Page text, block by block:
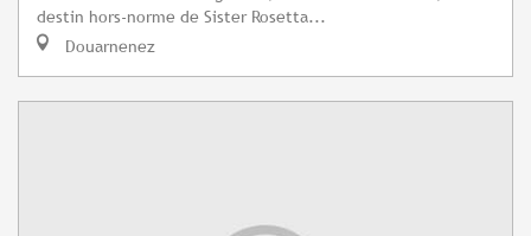
destin hors-norme de Sister Rosetta...
Douarnenez